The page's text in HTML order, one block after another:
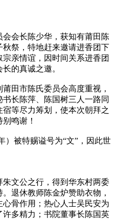
会长陈少华，获知有莆田陈
祭，特地赶来邀请进香团下
亲情谊，因时间关系进香团
的真诚之邀。
田市陈氏委员会高度重视，
长陈萍、陈国树三人一路同
等尽力筹划，使本次朝拜之
鸣谢！
）被特赐谥号为“文”，因此世
文公之行，得到华东村两委
退休教师陈金炉赞助衣物，
骨作用；热心人士吴民安为
多精力；书院董事长陈国英